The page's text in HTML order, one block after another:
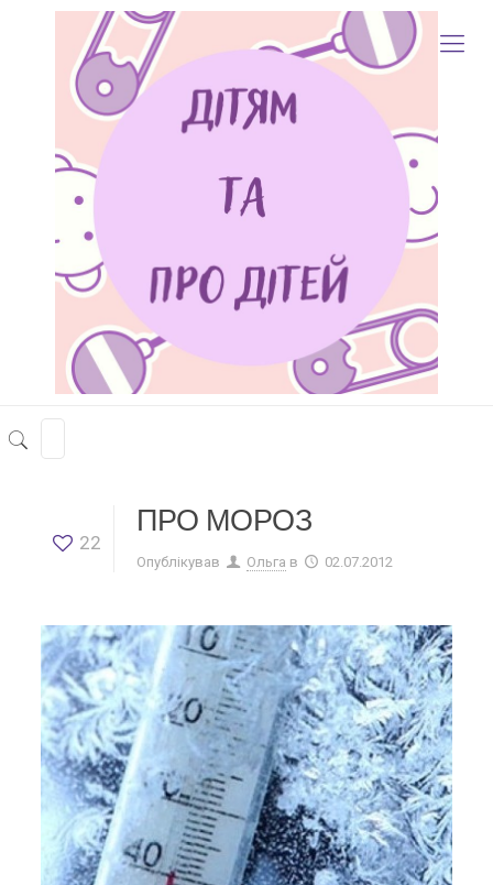
22
ПРО МОРОЗ
Опублікував Ольга в 02.07.2012